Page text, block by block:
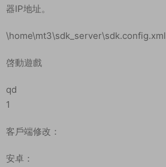
器IP地址。
\home\mt3\sdk_server\sdk.config.xml
啓動遊戲
qd
1
客戶端修改：
安卓：